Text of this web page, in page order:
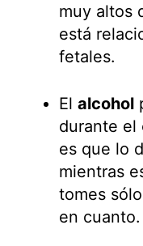
muy altos
está
fetales.
Elalcohol
durante el
es que lo
mientras
tomes
en cuanto.